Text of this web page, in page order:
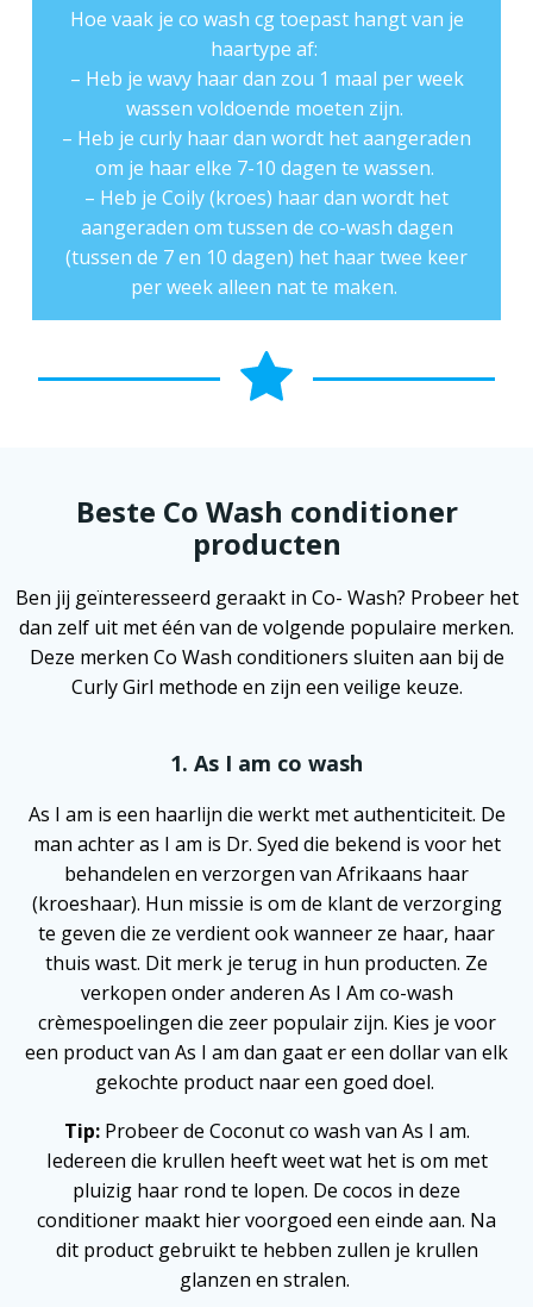
Hoe vaak je co wash cg toepast hangt van je
haartype af:
– Heb je wavy haar dan zou 1 maal per week
wassen voldoende moeten zijn.
– Heb je curly haar dan wordt het aangeraden
om je haar elke 7-10 dagen te wassen.
– Heb je Coily (kroes) haar dan wordt het
aangeraden om tussen de co-wash dagen
(tussen de 7 en 10 dagen) het haar twee keer
per week alleen nat te maken.
Beste Co Wash conditioner
producten
Ben jij geïnteresseerd geraakt in Co- Wash? Probeer het
dan zelf uit met één van de volgende populaire merken.
Deze merken Co Wash conditioners sluiten aan bij de
Curly Girl methode en zijn een veilige keuze.
1. As I am co wash
As I am is een haarlijn die werkt met authenticiteit. De
man achter as I am is Dr. Syed die bekend is voor het
behandelen en verzorgen van Afrikaans haar
(kroeshaar). Hun missie is om de klant de verzorging
te geven die ze verdient ook wanneer ze haar, haar
thuis wast. Dit merk je terug in hun producten. Ze
verkopen onder anderen As I Am co-wash
crèmespoelingen die zeer populair zijn. Kies je voor
een product van As I am dan gaat er een dollar van elk
gekochte product naar een goed doel.
Tip: Probeer de Coconut co wash van As I am.
Iedereen die krullen heeft weet wat het is om met
pluizig haar rond te lopen. De cocos in deze
conditioner maakt hier voorgoed een einde aan. Na
dit product gebruikt te hebben zullen je krullen
glanzen en stralen.